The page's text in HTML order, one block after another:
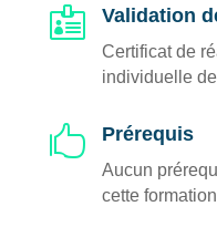
 Validation
Certificat de
individuelle
 Prérequis
Aucun
cette